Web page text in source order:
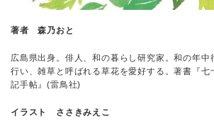
著者 森乃おと
広島県出身。俳人、和の暮らし研究家。和の年中
行い、雑草と呼ばれる草花を愛好する。著書『七
記手帖』(雷鳥社)
イラスト ささきみえこ